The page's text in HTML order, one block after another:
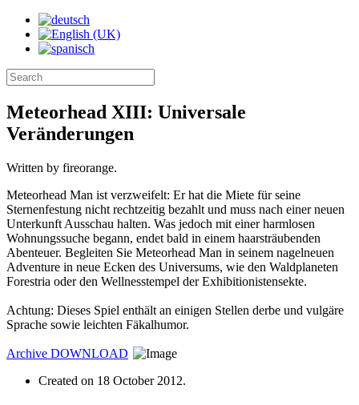
Meteorhead XIII: Universale
Veränderungen
Written by fireorange.
Meteorhead Man ist verzweifelt: Er hat die Miete für seine
Sternenfestung nicht rechtzeitig bezahlt und muss nach einer neuen
Unterkunft Ausschau halten. Was jedoch mit einer harmlosen
Wohnungssuche begann, endet bald in einem haarsträubenden
Abenteuer. Begleiten Sie Meteorhead Man in seinem nagelneuen
Adventure in neue Ecken des Universums, wie den Waldplaneten
Forestria oder den Wellnesstempel der Exhibitionistensekte.
Achtung: Dieses Spiel enthält an einigen Stellen derbe und vulgäre
Sprache sowie leichten Fäkalhumor.
Archive DOWNLOAD
Created on 18 October 2012.